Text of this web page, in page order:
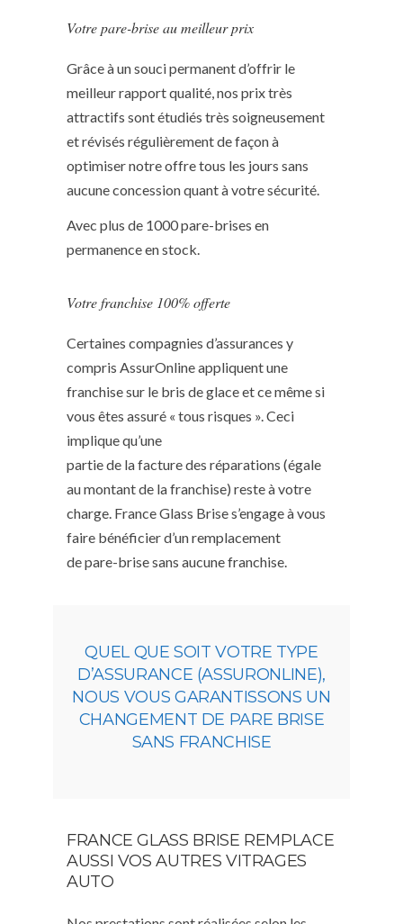
Votre pare-brise au meilleur prix
Grâce à un souci permanent d’offrir le
meilleur rapport qualité, nos prix très
attractifs sont étudiés très soigneusement
et révisés régulièrement de façon à
optimiser notre offre tous les jours sans
aucune concession quant à votre sécurité.
Avec plus de 1000 pare-brises en
permanence en stock.
Votre franchise 100% offerte
Certaines compagnies d’assurances y
compris AssurOnline appliquent une
franchise sur le bris de glace et ce même si
vous êtes assuré « tous risques ». Ceci
implique qu’une
partie de la facture des réparations (égale
au montant de la franchise) reste à votre
charge. France Glass Brise s’engage à vous
faire bénéficier d’un remplacement
de pare-brise sans aucune franchise.
QUEL QUE SOIT VOTRE TYPE
D’ASSURANCE (ASSURONLINE),
NOUS VOUS GARANTISSONS UN
CHANGEMENT DE PARE BRISE
SANS FRANCHISE
FRANCE GLASS BRISE REMPLACE
AUSSI VOS AUTRES VITRAGES
AUTO